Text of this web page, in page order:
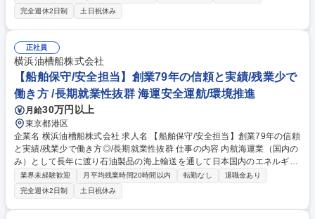
お願いします。当社が管理しているのは日本人船員のみです。 【業務詳
細】■船舶管理部門の船員管理業務の確立■管理船舶への船員の配乗業務
(計画/調整/実行)■船員交代に関わる業務(船員への連絡/航空券等の手配/そ
の他関係会社への連絡)■船員研修管理■船員教育■船員の資格管理■船員関
係書類作成、管理■組合関係業務■その他船員管理に関わること ※船内で
の作業および港湾区域での荷役作業は一切発生しません。※基本的に事務
所での管理業務。船員との面談等で現場出張可能性 募集職種 【船員担当
(マンニング)】洋上風力発電設備設置船の船舶管理/実務経験を活かす
完全週休2日制
土日祝休み
正社員
横浜油槽船株式会社
【船舶保守/安全担当】創業79年の信頼と実績/残業少で
働き方 /長期就業性抜群 海運安全運航/環境推進
月給30万円以上
東京都港区
企業名 横浜油槽船株式会社 求人名 【船舶保守/安全担当】創業79年の信頼
と実績/残業少で働き方◎/長期就業性抜群 仕事の内容 内航海運業（国内の
み）として長年に渡り石油製品の海上輸送を通して日本国内のエネルギー
輸送を貢献し、日本国内の経済成長の下支えを行いました当社にて、船舶
保守/安全担当を募集。長期就業性抜群の環境です。 ■業務詳細：当社が運
航する船舶の事故防止の為の安全指導や法令遵守の指導等をお任せしま
す。・航海、荷役、船内衛生の安全管理・検船業務・安全管理システムの
業界未経験歓迎 月平均残業時間20時間以内 転勤なし
退職金あり
完全週休2日制
土日祝休み